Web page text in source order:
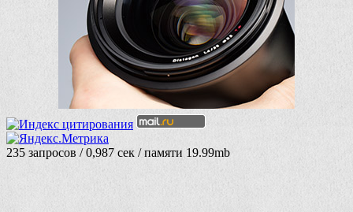
235 запросов / 0,987 сек / памяти 19.99mb